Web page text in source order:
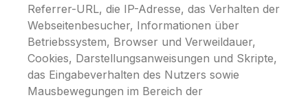
Referrer-URL, die IP-Adresse, das Verhalten der
Webseitenbesucher, Informationen über
Betriebssystem, Browser und Verweildauer,
Cookies, Darstellungsanweisungen und Skripte,
das Eingabeverhalten des Nutzers sowie
Mausbewegungen im Bereich der